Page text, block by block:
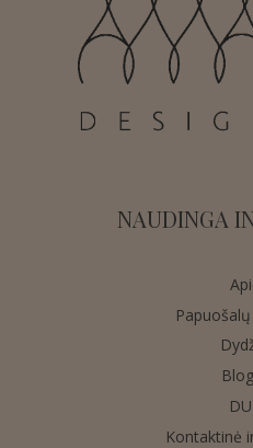
NAUDINGA
Kontaktinė